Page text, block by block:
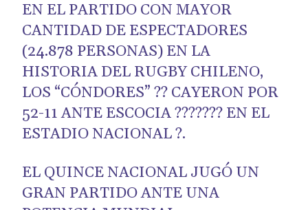
EN EL PARTIDO CON MAYOR
CANTIDAD DE ESPECTADORES
(24.878 PERSONAS) EN LA
HISTORIA DEL RUGBY CHILENO,
LOS “CÓNDORES” ?? CAYERON POR
52-11 ANTE ESCOCIA ??????? EN EL
ESTADIO NACIONAL ?️.
EL QUINCE NACIONAL JUGÓ UN
GRAN PARTIDO ANTE UNA